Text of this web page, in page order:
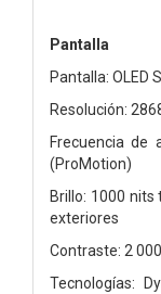
Pantalla
Pantalla: OLED
Resolución:
Frecuencia de
(ProMotion)
Brillo: 1000 nits
exteriores
Contraste: 2
Tecnologías: